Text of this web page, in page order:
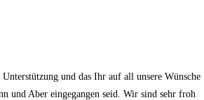
und das Ihr auf all unsere Wünsche
und Aber eingegangen seid. Wir sind sehr froh